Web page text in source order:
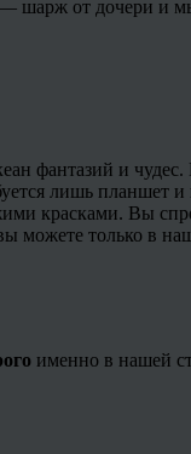
— шарж от дочери и
фантазий и
лишь планшет
красками. Вы
можете только в
именно в нашей